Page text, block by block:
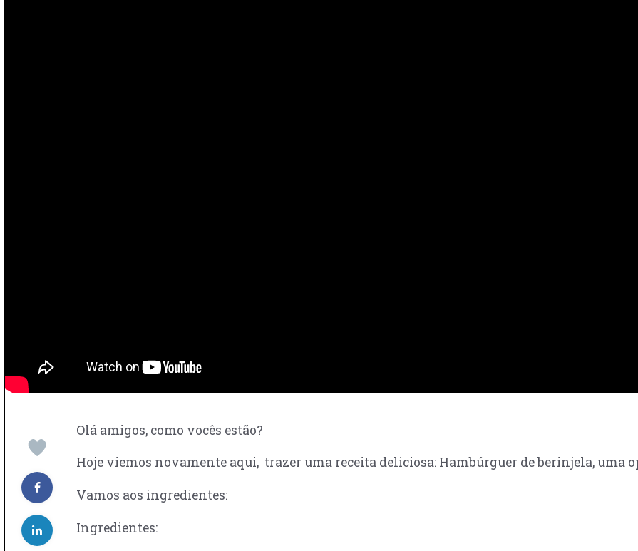
Olá amigos, como vocês estão?
Hoje viemos novamente aqui, trazer uma receita deliciosa: Hambúrguer de berinjela, uma
Vamos aos ingredientes:⁣
Ingredientes: